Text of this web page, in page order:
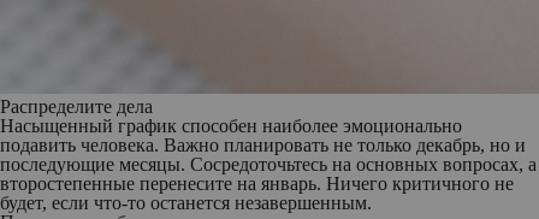
Распределите дела
Насыщенный график способен наиболее эмоционально
подавить человека. Важно планировать не только декабрь, но и
последующие месяцы. Сосредоточьтесь на основных вопросах, а
второстепенные перенесите на январь. Ничего критичного не
будет, если что-то останется незавершенным.